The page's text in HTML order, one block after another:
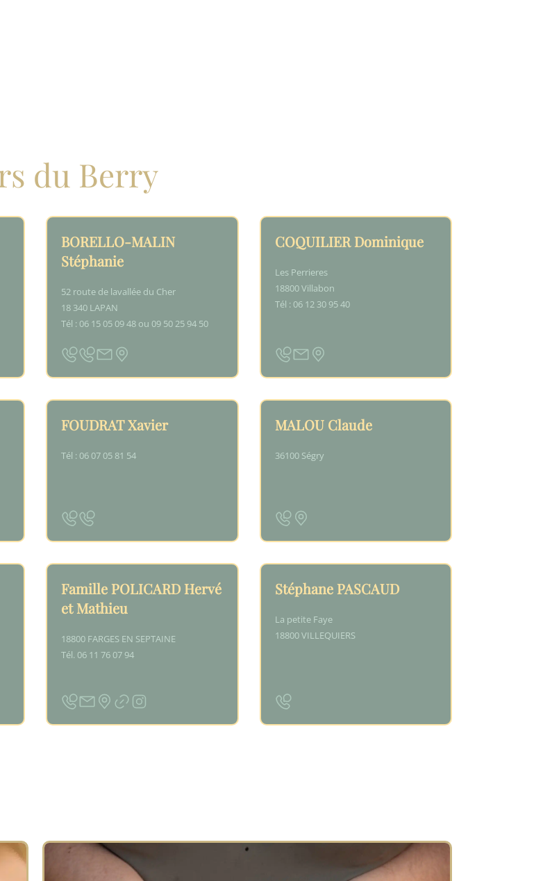
du Berry
BORELLO-MALIN
Stéphanie
52 route de lavallée du Cher
18 340 LAPAN
Tél : 06 15 05 09 48 ou 09 50 25 94 50
COQUILIER Dominique
Les Perrieres
18800 Villabon
Tél : 06 12 30 95 40
FOUDRAT Xavier
Tél : 06 07 05 81 54
MALOU Claude
36100 Ségry
Famille POLICARD Hervé
et Mathieu
18800 FARGES EN SEPTAINE
Tél. 06 11 76 07 94
Stéphane PASCAUD
La petite Faye
18800 VILLEQUIERS